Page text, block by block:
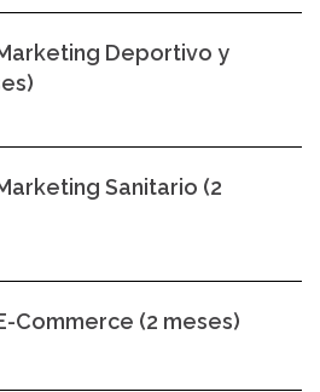
Deportivo y
Sanitario (2
Commerce (2 meses)